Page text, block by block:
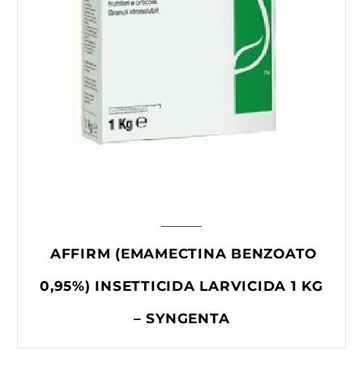
AFFIRM (EMAMECTINA BENZOATO
0,95%) INSETTICIDA LARVICIDA 1 KG
– SYNGENTA